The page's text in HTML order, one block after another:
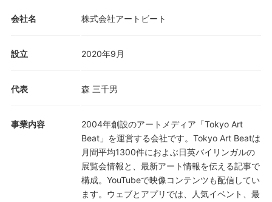
会社名 株式会社アートビート
設立 2020年9月
代表 森 三千男
事業内容
2004年創設のアートメディア「Tokyo Art
Beat」を運営する会社です。Tokyo Art Beatは
月間平均1300件におよぶ日英バイリンガルの
展覧会情報と、最新アート情報を伝える記事で
構成。YouTubeで映像コンテンツも配信してい
ます。ウェブとアプリでは、人気イベント、最